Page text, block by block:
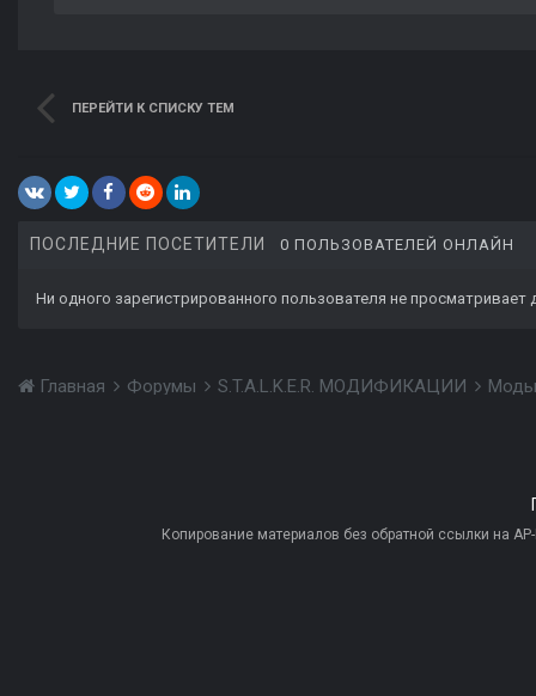
ПЕРЕЙТИ К СПИСКУ ТЕМ
ПОСЛЕДНИЕ ПОСЕТИТЕЛИ 0 ПОЛЬЗОВАТЕЛЕЙ ОНЛАЙН
Ни одного зарегистрированного пользователя не просматривает
Главная Форумы S.T.A.L.K.E.R. МОДИФИКАЦИИ
Копирование материалов без обратной ссылки на